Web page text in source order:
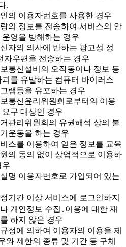
.
의 이용자번호를 사용한 경우
의 정보를 전송하여 서비스의 안
운영을 방해하는 경우
자의 의사에 반하는 광고성 정
자우편을 전송하는 경우
통신설비의 오작동이나 정보 등
괴를 유발하는 컴퓨터 바이러스
램등을 유포하는 경우
통신윤리위원회로부터의 이용
요구 대상인 경우
관리위원회의 유권해석 상의 불
운동을 하는 경우
스를 이용하여 얻은 정보를 교육
의 동의 없이 상업적으로 이용하
우
명 이용자번호로 가입되어 있는
기간 이상 서비스에 로그인하지
개인정보 수집․이용에 대한 재
하지 않은 경우
정에 의하여 이용자의 이용을 제
와 제한의 종류 및 기간 등 구체